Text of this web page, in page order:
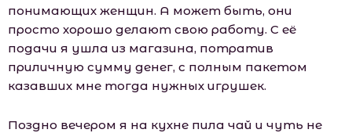
понимающих женщин. А может быть, они
просто хорошо делают свою работу. С её
подачи я ушла из магазина, потратив
приличную сумму денег, с полным пакетом
казавших мне тогда нужных игрушек.
Поздно вечером я на кухне пила чай и чуть не